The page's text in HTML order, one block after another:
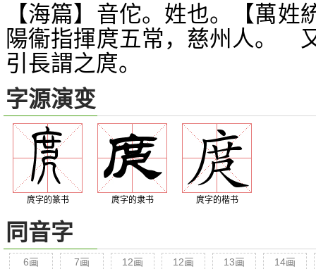
【海篇】音佗。姓也。【萬
陽衞指揮庹五常，慈州人。
引長謂之庹。
字源演变
庹字的篆书 庹字的隶书 庹字的楷书
同音字
6画 7画 12画 12画 13画 14画